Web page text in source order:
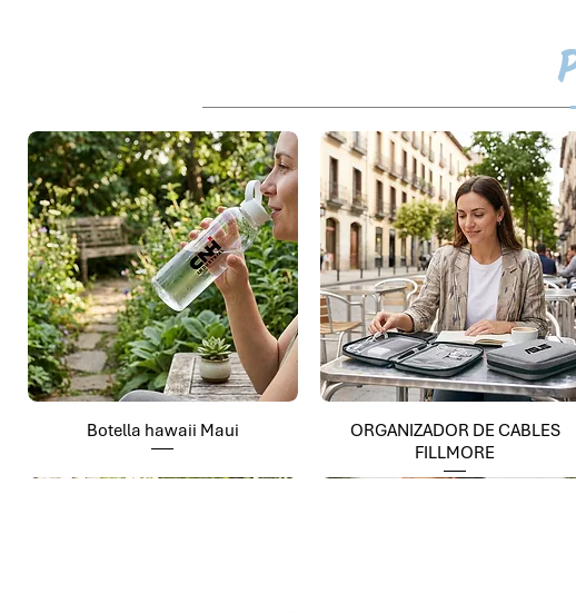
Botella hawaii Maui
ORGANIZADOR DE CABLES
FILLMORE